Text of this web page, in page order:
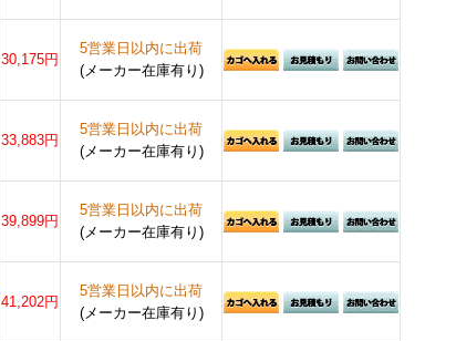
30,175円
5営業日以内に出荷
(メーカー在庫有り)
33,883円
5営業日以内に出荷
(メーカー在庫有り)
39,899円
5営業日以内に出荷
(メーカー在庫有り)
41,202円
5営業日以内に出荷
(メーカー在庫有り)